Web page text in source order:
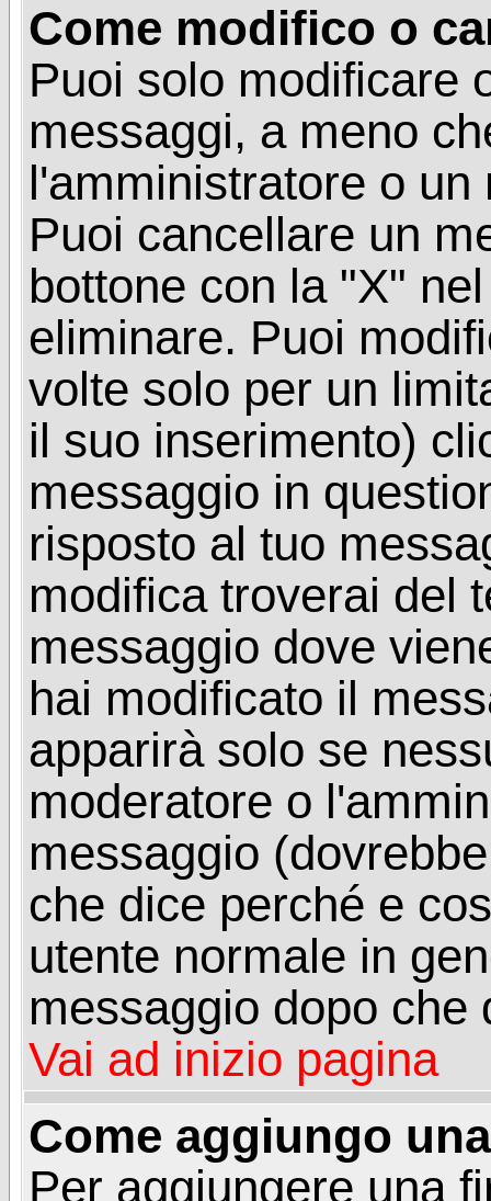
Come modifico o
Puoi solo modificare
messaggi, a meno
l'amministratore o
Puoi cancellare un
bottone con la "X"
eliminare. Puoi
volte solo per un
il suo inserimento)
messaggio in
risposto al tuo
modifica troverai del
messaggio dove
hai modificato il
apparirà solo se
moderatore o
messaggio
che dice perché e
utente normale in
messaggio dopo che
Vai ad inizio pagina
Come aggiungo
Per aggiungere una